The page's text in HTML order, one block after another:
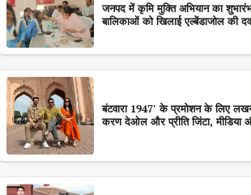
जनपद में कृमि मुक्ति अभियान का
बालिकाओं को खिलाई एल्बेंडाजोल की
बंटवारा 1947′ के प्रमोशन के लिए
करण देओल और प्रीति जिंटा,